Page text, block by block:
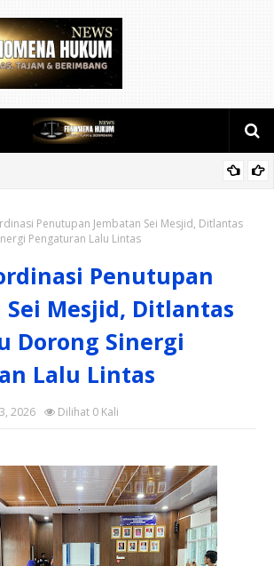
Media Hadir Dalam Rangka Acara Rutin Grup
sekaligus Doa Syukuran Menempati Rumah.
Penutupan Jembatan Sei Mesjid, Ditlantas
Pengaturan Lalu Lintas
Penutupan
Sei Mesjid, Ditlantas
Dorong Sinergi
Lalu Lintas
Dilihat 0 Kali
2026